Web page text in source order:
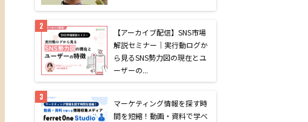
【アーカイブ配信】SNS市場
解説セミナー｜実行動ログか
ら見るSNS勢力図の現在とユ
ーザーの...
マーケティング情報を探す時
間を短縮！動画・資料で学べ